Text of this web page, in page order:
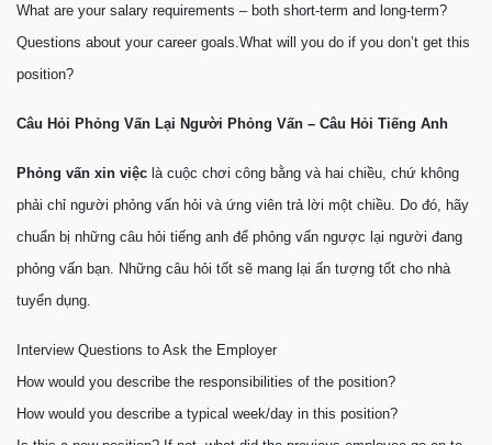
What are your salary requirements – both short-term and long-term?
Questions about your career goals. What will you do if you don’t get this
position?
Câu Hỏi Phỏng Vấn Lại Người Phỏng Vấn – Câu Hỏi Tiếng Anh
Phỏng vấn xin việc là cuộc chơi công bằng và hai chiều, chứ không
phải chỉ người phỏng vấn hỏi và ứng viên trả lời một chiều. Do đó, hãy
chuẩn bị những câu hỏi tiếng anh để phỏng vấn ngược lại người đang
phỏng vấn bạn. Những câu hỏi tốt sẽ mang lại ấn tượng tốt cho nhà
tuyển dụng.
Interview Questions to Ask the Employer
How would you describe the responsibilities of the position?
How would you describe a typical week/day in this position?